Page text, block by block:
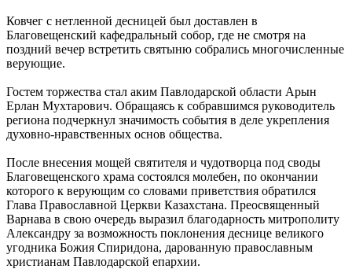
Ковчег с нетленной десницей был доставлен в
Благовещенский кафедральный собор, где не смотря на
поздний вечер встретить святыню собрались многочисленные
верующие.
Гостем торжества стал аким Павлодарской области Арын
Ерлан Мухтарович. Обращаясь к собравшимся руководитель
региона подчеркнул значимость события в деле укрепления
духовно-нравственных основ общества.
После внесения мощей святителя и чудотворца под своды
Благовещенского храма состоялся молебен, по окончании
которого к верующим со словами приветствия обратился
Глава Православной Церкви Казахстана. Преосвященный
Варнава в свою очередь выразил благодарность митрополиту
Александру за возможность поклонения деснице великого
угодника Божия Спиридона, дарованную православным
христианам Павлодарской епархии.